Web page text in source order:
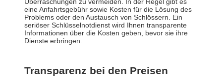
Überraschungen zu vermeiden. In der Regel gibt es
eine Anfahrtsgebühr sowie Kosten für die Lösung des
Problems oder den Austausch von Schlössern. Ein
seriöser Schlüsselnotdienst wird Ihnen transparente
Informationen über die Kosten geben, bevor sie ihre
Dienste erbringen.
Transparenz bei den Preisen